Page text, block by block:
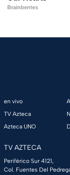
en vivo
TV Azteca
Azteca UNO
TV AZTECA
Periférico Sur 4121,
Col. Fuentes Del